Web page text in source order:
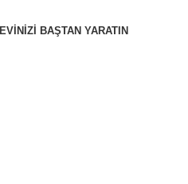
EVINIZI BAŞTAN YARATIN